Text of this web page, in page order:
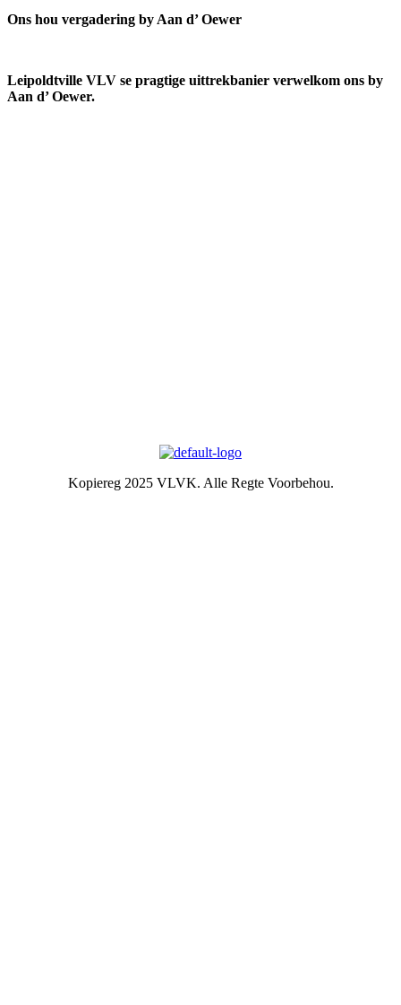
Ons hou vergadering by Aan d’ Oewer
Leipoldtville VLV se pragtige uittrekbanier verwelkom ons by
Aan d’ Oewer.
Kopiereg 2025 VLVK. Alle Regte Voorbehou.